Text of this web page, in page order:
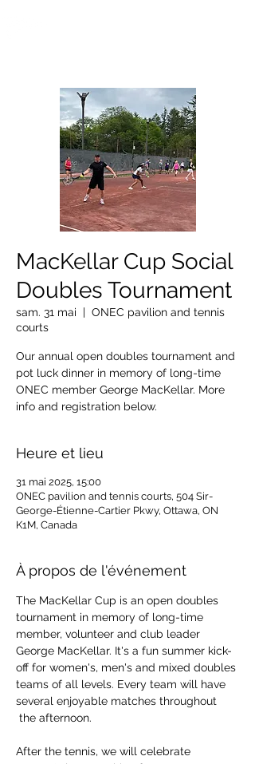
MacKellar Cup Social
Doubles Tournament
sam. 31 mai
  |
ONEC pavilion and tennis
courts
Our annual open doubles tournament and
pot luck dinner in memory of long-time
ONEC member George MacKellar. More
info and registration below.
Heure et lieu
31 mai 2025, 15:00
ONEC pavilion and tennis courts, 504 Sir-
George-Étienne-Cartier Pkwy, Ottawa, ON
K1M, Canada
À propos de l'événement
The MacKellar Cup is an open doubles
tournament in memory of long-time
member, volunteer and club leader
George MacKellar. It's a fun summer kick-
off for women's, men's and mixed doubles
teams of all levels. Every team will have
several enjoyable matches throughout
the afternoon.
After the tennis, we will celebrate